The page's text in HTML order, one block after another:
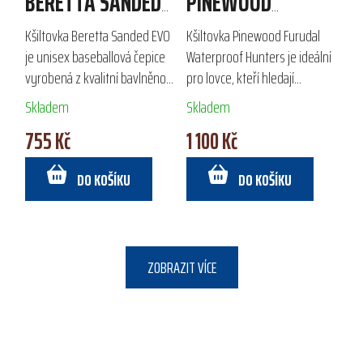
EVO
Kšiltovka Beretta Sanded EVO
je unisex baseballová čepice
vyrobená z kvalitní bavlněno-
polyesterové směsi. Díky
vnitřnímu potnímu pásku a
nastavitelnému zapínání na
suchý zip je...
Skladem
755 Kč
DO KOŠÍKU
FURUDAL
WATERPROOF
HUNTERS
Kšiltovka Pinewood Furudal
Waterproof Hunters je ideální
pro lovce, kteří hledají
spolehlivou ochranu před
deštěm a větrem. Díky
voděodolné membráně a
větruodolné úpravě...
Skladem
1 100 Kč
DO KOŠÍKU
ZOBRAZIT VÍCE